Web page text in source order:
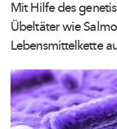
Mit Hilfe des
Übeltäter wie
Lebensmittelkette